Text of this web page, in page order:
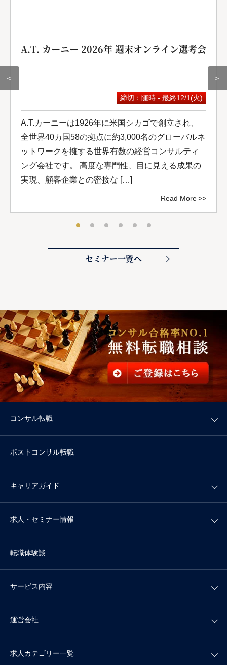
＜
A.T. カーニー 2026年 週末オンライン選考会
締切：随時 - 最終12/1(火)
A.T.カーニーは1926年に米国シカゴで創立され、
全世界40カ国58の拠点に約3,000名のグローバルネ
ットワークを擁する世界有数の経営コンサルティ
ング会社です。 高度な専門性、目に見える成果の
実現、顧客企業との密接な […]
Read More
＞
セミナー一覧へ
コンサル転職
ポストコンサル転職
キャリアガイド
求人・セミナー情報
転職体験談
サービス内容
運営会社
求人カテゴリー一覧